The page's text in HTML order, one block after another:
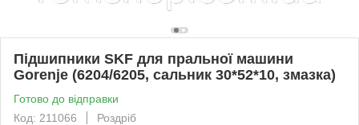
Підшипники SKF для пральної машини
Gorenje (6204/6205, сальник 30*52*10, змазка)
Готово до відправки
Код: 211066
Роздріб